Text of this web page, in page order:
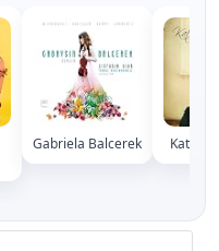
Gabriela Balcerek Kate